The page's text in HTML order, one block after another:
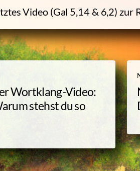
Video (Gal 5,14 & 6,2) zur
Wortklang-Video:
stehst du so